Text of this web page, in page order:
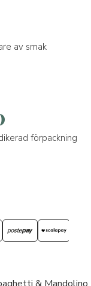
av smak
förpackning
& Mandolino